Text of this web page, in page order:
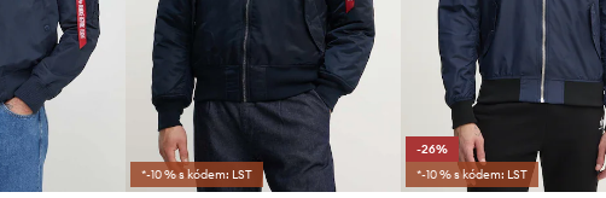
*-10 % s kódem: LST
-26%
*-10 % s kódem: LST